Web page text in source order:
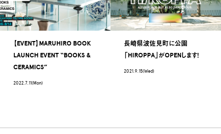
【EVENT】MARUHIRO BOOK
LAUNCH EVENT “BOOKS &
CERAMICS”
2022.7.11(Mon)
長崎県波佐見町に公園
「HIROPPA」がOPENします！
2021.9.15(Wed)